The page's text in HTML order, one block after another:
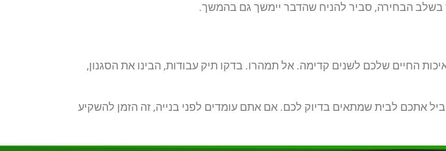
הבחירה, סביר להניח שהדבר יימשך גם בהמשך.
החיים שלכם לשנים קדימה. אל תמהרו. בדקו תיק עבודות, הבינו את הסגנון,
אתכם לבית שמתאים בדיוק לכם. אם אתם עומדים לפני בנייה, זה הזמן להשקיע